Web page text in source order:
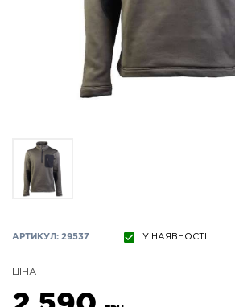
АРТИКУЛ: 29537 У НАЯВНОСТІ
ЦІНА